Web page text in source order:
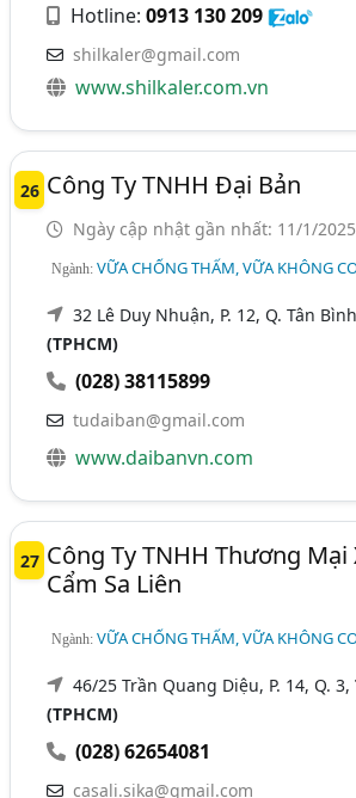
Hotline:0913 130 209
shilkaler@gmail.com
www.shilkaler.com.vn
26 Công Ty TNHH Đại Bản
Ngày cập nhật gần nhất: 11/1/2025
Ngành:VỮA CHỐNG THẤM, VỮA KHÔNG
32 Lê Duy Nhuận, P. 12, Q. Tân
(TPHCM)
(028) 38115899
tudaiban@gmail.com
www.daibanvn.com
27 Công Ty TNHH Thương Mại
Cẩm Sa Liên
Ngành:VỮA CHỐNG THẤM, VỮA KHÔNG
46/25 Trần Quang Diệu, P. 14, Q. 3,
(TPHCM)
(028) 62654081
casali.sika@gmail.com